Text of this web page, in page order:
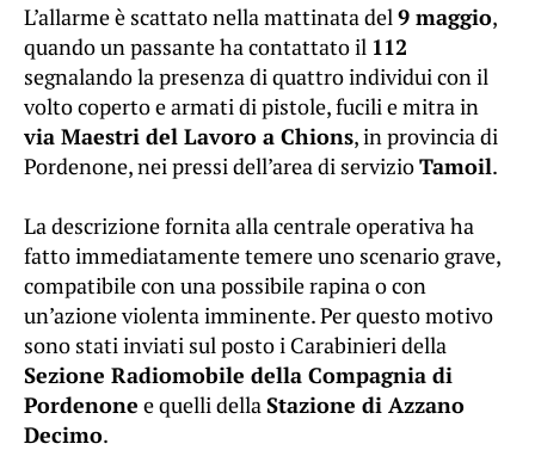
L’allarme è scattato nella mattinata del 9 maggio,
quando un passante ha contattato il 112
segnalando la presenza di quattro individui con il
volto coperto e armati di pistole, fucili e mitra in
via Maestri del Lavoro a Chions, in provincia di
Pordenone, nei pressi dell’area di servizioTamoil.
La descrizione fornita alla centrale operativa ha
fatto immediatamente temere uno scenario grave,
compatibile con una possibile rapina o con
un’azione violenta imminente. Per questo motivo
sono stati inviati sul posto i Carabinieri della
Sezione Radiomobile della Compagnia di
Pordenone e quelli della Stazione di Azzano
Decimo.